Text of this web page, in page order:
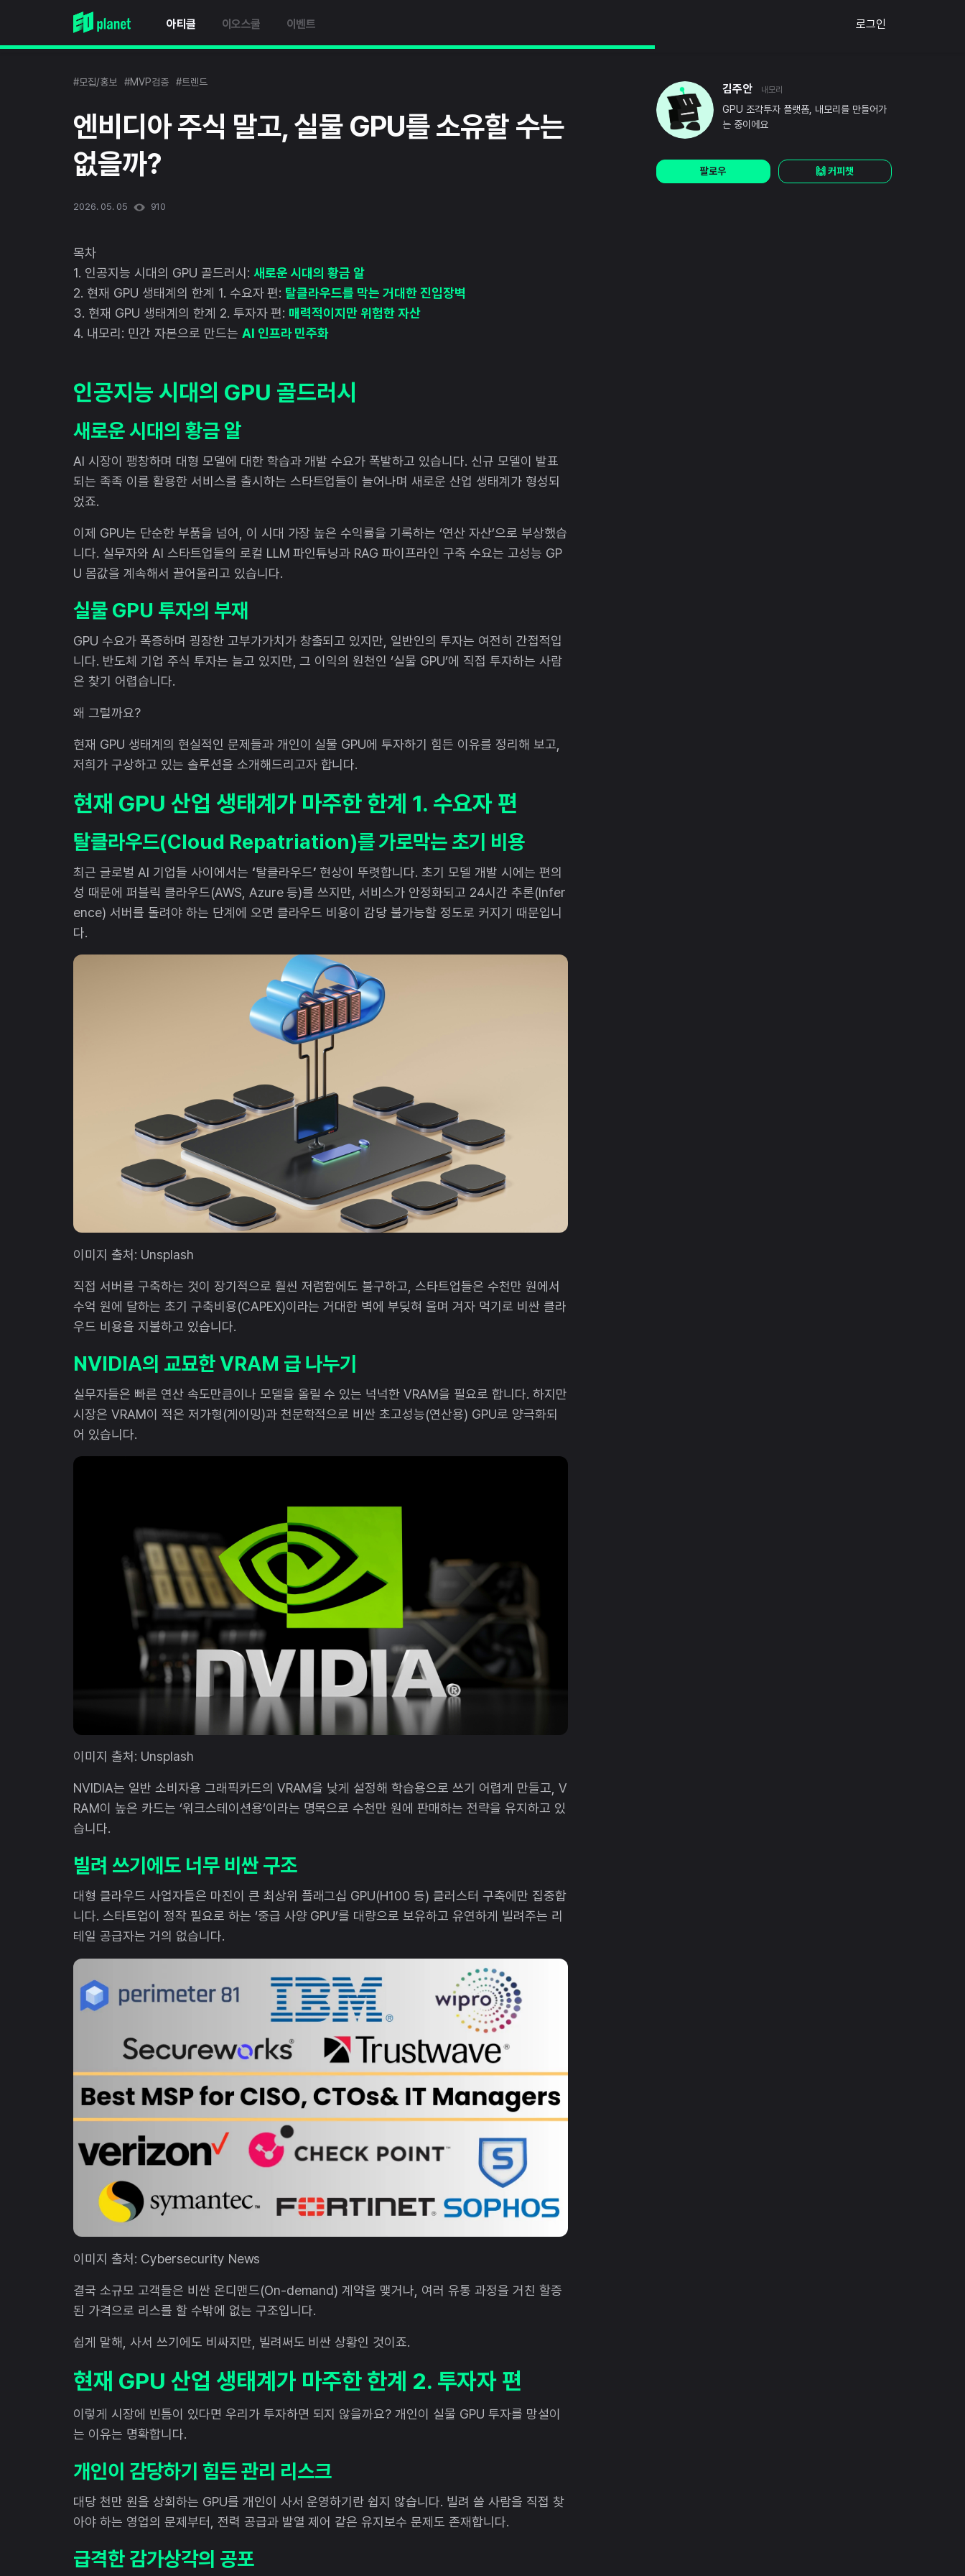
아티클 이오스쿨 이벤트 로그인
#모집/홍보 #MVP검증 #트렌드
엔비디아 주식 말고, 실물 GPU를 소유할 수는
없을까?
2026. 05. 05 910
목차
1. 인공지능 시대의 GPU 골드러시: 새로운 시대의 황금 알
2. 현재 GPU 생태계의 한계 1. 수요자 편: 탈클라우드를 막는 거대한 진입장벽
3. 현재 GPU 생태계의 한계 2. 투자자 편: 매력적이지만 위험한 자산
4. 내모리: 민간 자본으로 만드는 AI 인프라 민주화
인공지능 시대의 GPU 골드러시
새로운 시대의 황금 알
AI 시장이 팽창하며 대형 모델에 대한 학습과 개발 수요가 폭발하고 있습니다. 신규 모델이 발표
되는 족족 이를 활용한 서비스를 출시하는 스타트업들이 늘어나며 새로운 산업 생태계가 형성되
었죠.
이제 GPU는 단순한 부품을 넘어, 이 시대 가장 높은 수익률을 기록하는 ‘연산 자산’으로 부상했습
니다. 실무자와 AI 스타트업들의 로컬 LLM 파인튜닝과 RAG 파이프라인 구축 수요는 고성능 GP
U 몸값을 계속해서 끌어올리고 있습니다.
실물 GPU 투자의 부재
GPU 수요가 폭증하며 굉장한 고부가가치가 창출되고 있지만, 일반인의 투자는 여전히 간접적입
니다. 반도체 기업 주식 투자는 늘고 있지만, 그 이익의 원천인 ‘실물 GPU’에 직접 투자하는 사람
은 찾기 어렵습니다.
왜 그럴까요?
현재 GPU 생태계의 현실적인 문제들과 개인이 실물 GPU에 투자하기 힘든 이유를 정리해 보고,
저희가 구상하고 있는 솔루션을 소개해드리고자 합니다.
현재 GPU 산업 생태계가 마주한 한계 1. 수요자 편
탈클라우드(Cloud Repatriation)를 가로막는 초기 비용
최근 글로벌 AI 기업들 사이에서는 ‘탈클라우드’ 현상이 뚜렷합니다. 초기 모델 개발 시에는 편의
성 때문에 퍼블릭 클라우드(AWS, Azure 등)를 쓰지만, 서비스가 안정화되고 24시간 추론(Infer
ence) 서버를 돌려야 하는 단계에 오면 클라우드 비용이 감당 불가능할 정도로 커지기 때문입니
다.
이미지 출처: Unsplash
직접 서버를 구축하는 것이 장기적으로 훨씬 저렴함에도 불구하고, 스타트업들은 수천만 원에서
수억 원에 달하는 초기 구축비용(CAPEX)이라는 거대한 벽에 부딪혀 울며 겨자 먹기로 비싼 클라
우드 비용을 지불하고 있습니다.
NVIDIA의 교묘한 VRAM 급 나누기
실무자들은 빠른 연산 속도만큼이나 모델을 올릴 수 있는 넉넉한 VRAM을 필요로 합니다. 하지만
시장은 VRAM이 적은 저가형(게이밍)과 천문학적으로 비싼 초고성능(연산용) GPU로 양극화되
어 있습니다.
이미지 출처: Unsplash
NVIDIA는 일반 소비자용 그래픽카드의 VRAM을 낮게 설정해 학습용으로 쓰기 어렵게 만들고, V
RAM이 높은 카드는 ‘워크스테이션용’이라는 명목으로 수천만 원에 판매하는 전략을 유지하고 있
습니다.
빌려 쓰기에도 너무 비싼 구조
대형 클라우드 사업자들은 마진이 큰 최상위 플래그십 GPU(H100 등) 클러스터 구축에만 집중합
니다. 스타트업이 정작 필요로 하는 ‘중급 사양 GPU’를 대량으로 보유하고 유연하게 빌려주는 리
테일 공급자는 거의 없습니다.
이미지 출처: Cybersecurity News
결국 소규모 고객들은 비싼 온디맨드(On-demand) 계약을 맺거나, 여러 유통 과정을 거친 할증
된 가격으로 리스를 할 수밖에 없는 구조입니다.
쉽게 말해, 사서 쓰기에도 비싸지만, 빌려써도 비싼 상황인 것이죠.
현재 GPU 산업 생태계가 마주한 한계 2. 투자자 편
이렇게 시장에 빈틈이 있다면 우리가 투자하면 되지 않을까요? 개인이 실물 GPU 투자를 망설이
는 이유는 명확합니다.
개인이 감당하기 힘든 관리 리스크
대당 천만 원을 상회하는 GPU를 개인이 사서 운영하기란 쉽지 않습니다. 빌려 쓸 사람을 직접 찾
아야 하는 영업의 문제부터, 전력 공급과 발열 제어 같은 유지보수 문제도 존재합니다.
급격한 감가상각의 공포
김주안 내모리
GPU 조각투자 플랫폼, 내모리를 만들어가
는 중이에요
팔로우 🙌 커피챗